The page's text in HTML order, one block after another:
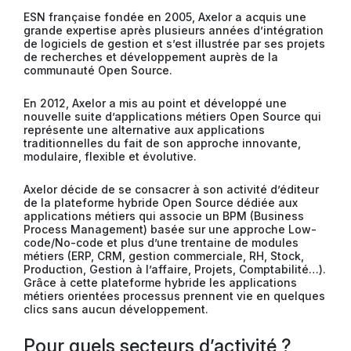
ESN française fondée en 2005, Axelor a acquis une
grande expertise après plusieurs années d’intégration
de logiciels de gestion et s’est illustrée par ses projets
de recherches et développement auprès de la
communauté Open Source.
En 2012, Axelor a mis au point et développé une
nouvelle suite d’applications métiers Open Source qui
représente une alternative aux applications
traditionnelles du fait de son approche innovante,
modulaire, flexible et évolutive.
Axelor décide de se consacrer à son activité d’éditeur
de la plateforme hybride Open Source dédiée aux
applications métiers qui associe un BPM (Business
Process Management) basée sur une approche Low-
code/No-code et plus d’une trentaine de modules
métiers (ERP, CRM, gestion commerciale, RH, Stock,
Production, Gestion à l’affaire, Projets, Comptabilité…).
Grâce à cette plateforme hybride les applications
métiers orientées processus prennent vie en quelques
clics sans aucun développement.
Pour quels secteurs d’activité ?